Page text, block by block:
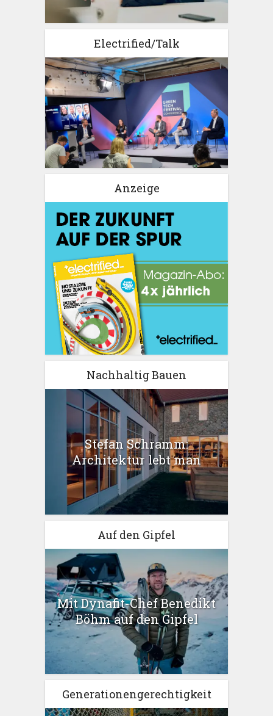
Electrified/Talk
Anzeige
Nachhaltig Bauen
Stefan Schramm:
Architektur lebt man
Auf den Gipfel
Mit Dynafit-Chef Benedikt
Böhm auf den Gipfel
Generationengerechtigkeit